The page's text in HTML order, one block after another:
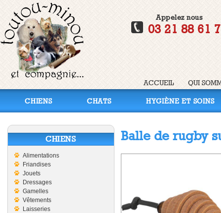
Appelez nous
03 21 88 61
ACCUEIL QUI
CHIENS CHATS HYGIÈNE ET SOINS
CHIENS
Alimentations
Friandises
Jouets
Dressages
Gamelles
Vêtements
Laisseries
Balle de rugby